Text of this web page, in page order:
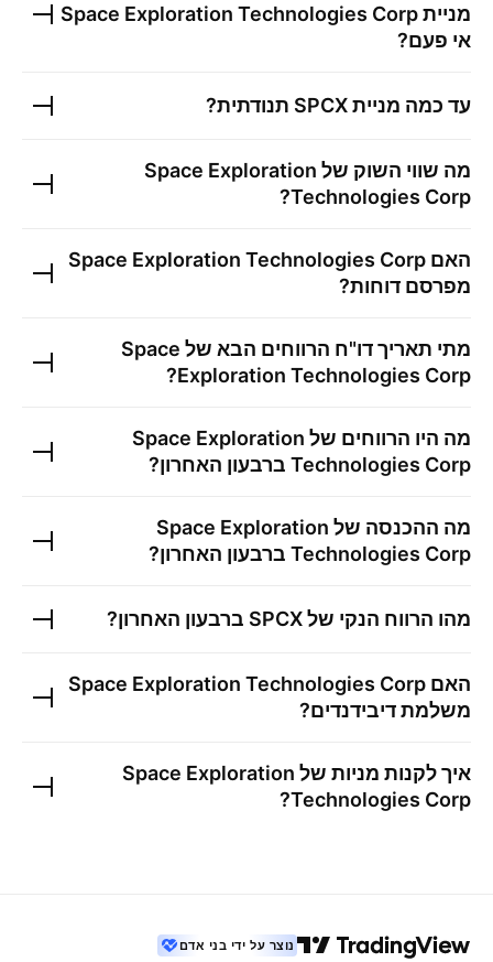
מנייתSpace Exploration Technologies Corp
אי פעם?
עד כמה מנייתSPCX תנודתית?
מה שווי השוק של Space Exploration
Technologies Corp
?
האם Space Exploration Technologies Corp
מפרסם דוחות?
מתי תאריך דו"ח הרווחים הבא של Space
Exploration Technologies Corp
?
מה היו הרווחים של Space Exploration
Technologies Corp ברבעון האחרון?
מה ההכנסה של Space Exploration
Technologies Corp ברבעון האחרון?
מהו הרווח הנקי שלSPCX ברבעון האחרון?
האם Space Exploration Technologies Corp
משלמת דיבידנדים?
איך לקנות מניות של Space Exploration
Technologies Corp
?
נוצר על ידי בני אדם